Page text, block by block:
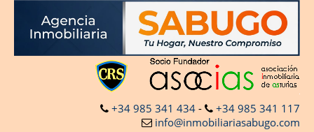
+34 985 341 434 -
+34 985 341 117
info@inmobiliariasabugo.com